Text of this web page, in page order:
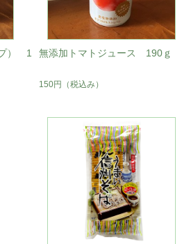
） 1
無添加トマトジュース 190ｇ
150円 （税込み）